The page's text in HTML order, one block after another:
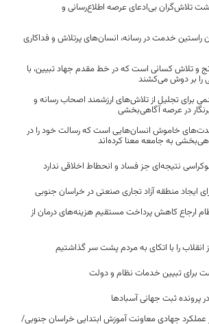
تلاش‌گران بی‌ادعای عرصه اطلاع‌رسانی و
راستین خدمت در رسانه، انسان‌های پرتلاش و فداکاری
و تلاش کسانی است که در خط مقدم جهاد تبیین، با
را بر دوش می‌کشند
برای تجلیل از تلاش‌های ارزشمند اصحاب رسانه و
در عرصه آگاهی‌بخشی
خاموش انسان‌هایی است که رسالت خود را در
به جامعه معنا کرده‌اند
نتیجه‌ای جز فساد و انحطاط اخلاقی ندارد
ایجاد منطقه آزاد تجاری صنعتی در خراسان جنوبی
ارجاع کاهش پرداخت مستقیم هزینه‌های درمان از
را با اتکای به مردم پشت سر گذاشتیم
برای تبیین خدمات نظام و دولت
پرونده ثبت جهانی آسبادها
عملکرد جهادی معاونت آموزش ابتدایی خراسان جنوبی/